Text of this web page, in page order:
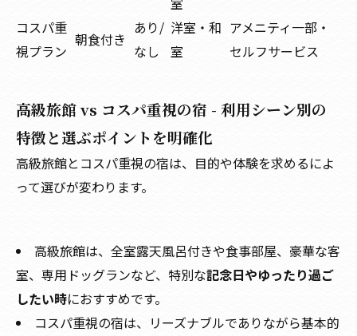
コスパ重
視プラン
朝食付き
あり/
なし
洋室・和
室
アメニティ一部・
セルフサービス
高級旅館 vs コスパ重視の宿 - 利用シーン別の
特徴と選ぶポイントを明確化
高級旅館とコスパ重視の宿は、目的や体験を求めるによ
って選びが変わります。
高級旅館は、全室露天風呂付きや食事部屋、豪華な客
室、専用ドッグランなど、特別な記念日やゆったり過ご
したい時におすすめです。
コスパ重視の宿は、リーズナブルでありながら基本的